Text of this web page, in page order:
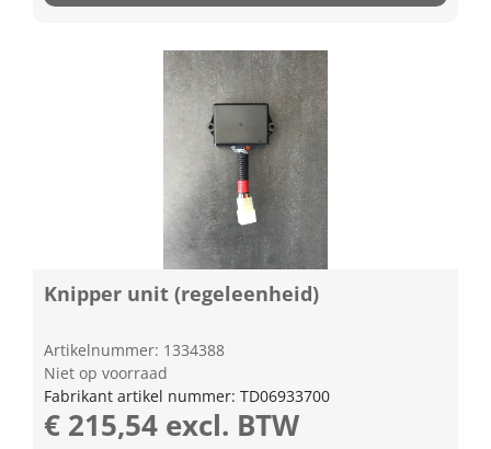
Knipper unit (regeleenheid)
Artikelnummer: 1334388
Niet op voorraad
Fabrikant artikel nummer: TD06933700
€ 215,54 excl. BTW